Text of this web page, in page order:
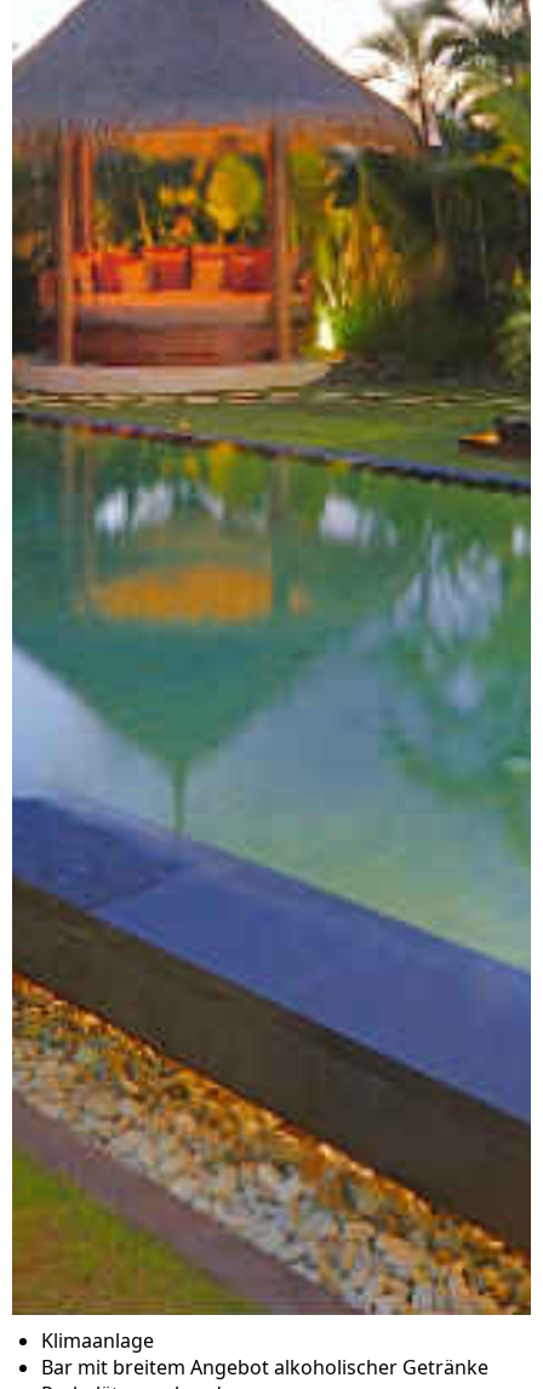
Klimaanlage
Bar mit breitem Angebot alkoholischer Getränke